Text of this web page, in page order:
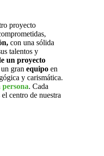
proyecto
con una sólida
talentos y
un proyecto
gran equipo en
y carismática.
persona. Cada
centro de nuestra